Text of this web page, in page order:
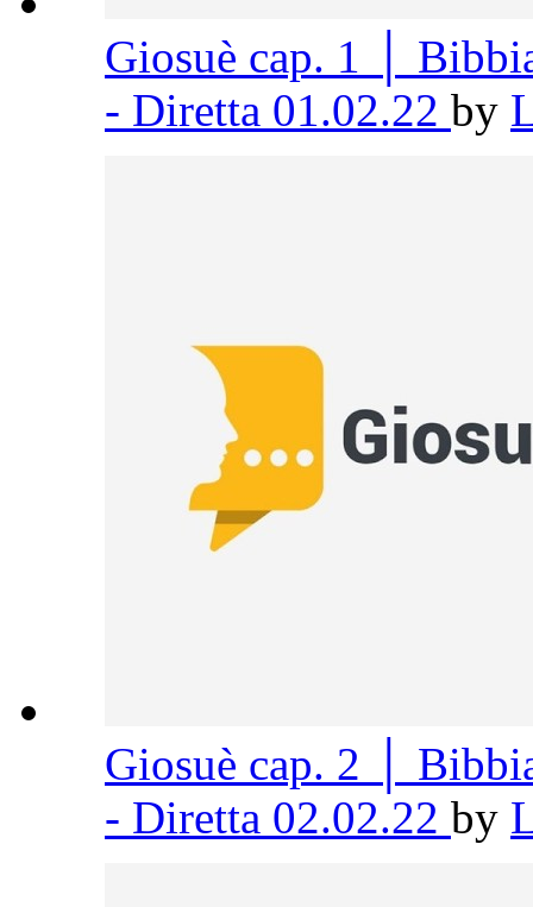
Giosuè cap. 1 │
- Diretta 01.02.22 by
Giosuè cap. 2 │
- Diretta 02.02.22 by